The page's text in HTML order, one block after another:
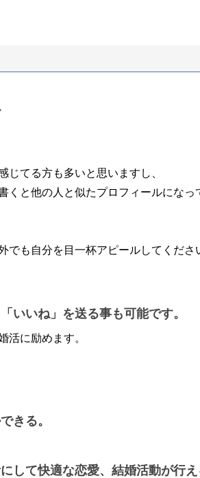
てる方も多いと思いますし、
くと他の人と似たプロフィールになっ
も自分を目一杯アピールしてくださ
いいね」を送る事も可能です。
活に励めます。
きる。
して快適な恋愛、結婚活動が行え